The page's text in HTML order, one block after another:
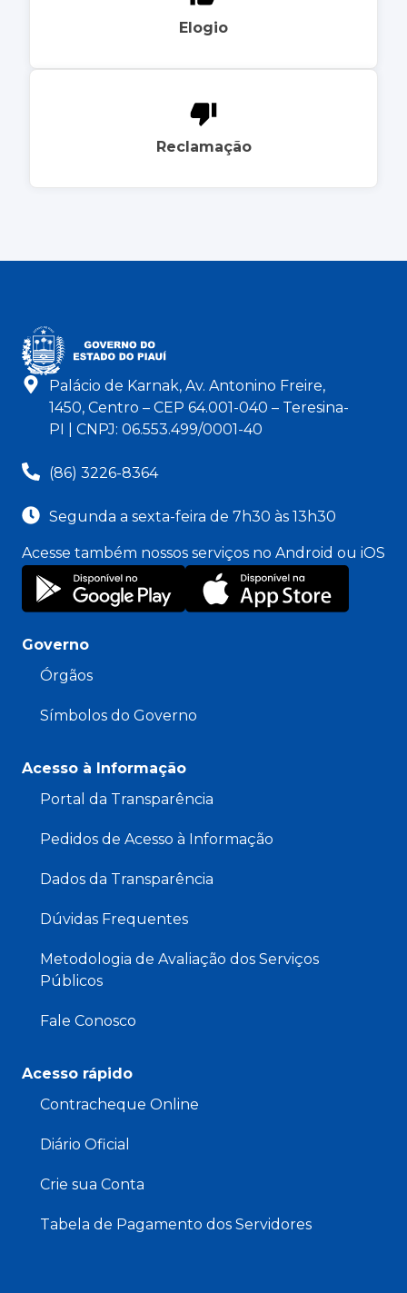
Elogio
Reclamação
Palácio de Karnak, Av. Antonino Freire,
1450, Centro – CEP 64.001-040 – Teresina-
PI | CNPJ: 06.553.499/0001-40
(86) 3226-8364
Segunda a sexta-feira de 7h30 às 13h30
Acesse também nossos serviços no Android ou iOS
Governo
Órgãos
Símbolos do Governo
Acesso à Informação
Portal da Transparência
Pedidos de Acesso à Informação
Dados da Transparência
Dúvidas Frequentes
Metodologia de Avaliação dos Serviços
Públicos
Fale Conosco
Acesso rápido
Contracheque Online
Diário Oficial
Crie sua Conta
Tabela de Pagamento dos Servidores